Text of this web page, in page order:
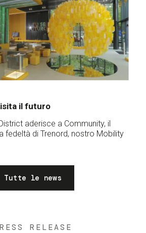
il futuro
aderisce a Community, il
fedeltà di Trenord, nostro Mobility
Tutte le news
RELEASE